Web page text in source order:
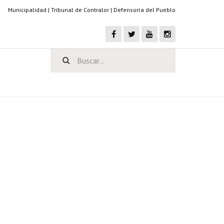
Municipalidad | Tribunal de Contralor | Defensoría del Pueblo